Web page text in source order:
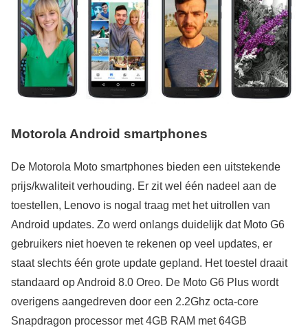
Motorola Android smartphones
De Motorola Moto smartphones bieden een uitstekende
prijs/kwaliteit verhouding. Er zit wel één nadeel aan de
toestellen, Lenovo is nogal traag met het uitrollen van
Android updates. Zo werd onlangs duidelijk dat Moto G6
gebruikers niet hoeven te rekenen op veel updates, er
staat slechts één grote update gepland. Het toestel draait
standaard op Android 8.0 Oreo. De Moto G6 Plus wordt
overigens aangedreven door een 2.2Ghz octa-core
Snapdragon processor met 4GB RAM met 64GB